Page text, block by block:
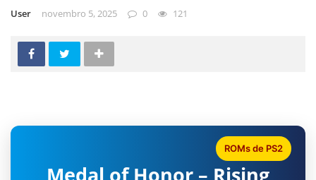
User novembro 5, 2025 0 121
Medal of Honor – Rising
ROMs de PS2